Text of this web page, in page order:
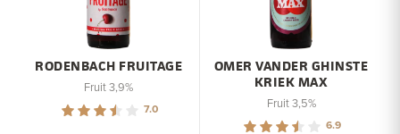
RODENBACH FRUITAGE
Fruit 3,9%
7.0
OMER VANDER GHINSTE
KRIEK MAX
Fruit 3,5%
6.9